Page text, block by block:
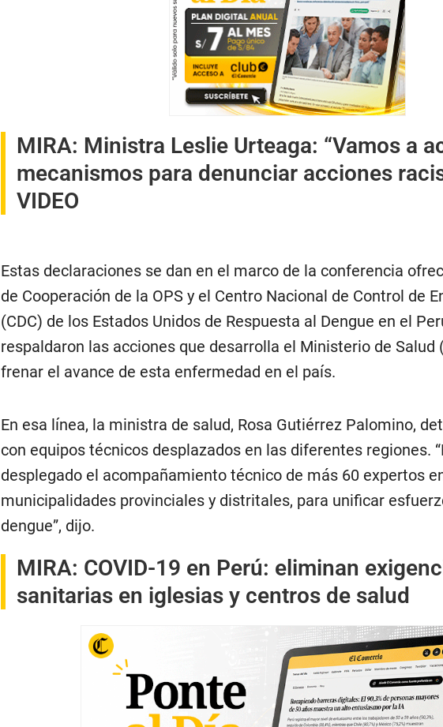
MIRA: Ministra Leslie Urteaga: “Vamos a
mecanismos para denunciar acciones
VIDEO
Estas declaraciones se dan en el marco de la conferencia
de Cooperación de la OPS y el Centro Nacional de Control de
(CDC) de los Estados Unidos de Respuesta al Dengue en el
respaldaron las acciones que desarrolla el Ministerio de Salud
frenar el avance de esta enfermedad en el país.
En esa línea, la ministra de salud, Rosa Gutiérrez Palomino,
con equipos técnicos desplazados en las diferentes regiones.
desplegado el acompañamiento técnico de más 60 expertos
municipalidades provinciales y distritales, para unificar
dengue”, dijo.
MIRA: COVID-19 en Perú: eliminan
sanitarias en iglesias y centros de salud